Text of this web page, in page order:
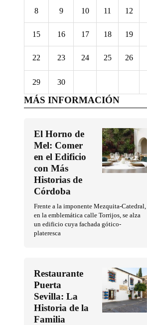
8 9 10 11 12
15 16 17 18 19
22 23 24 25 26
29 30
MÁS INFORMACIÓN
El Horno de
Mel: Comer
en el Edificio
con Más
Historias de
Córdoba
Frente a la imponente Mezquita-Catedral,
en la emblemática calle Torrijos, se alza
un edificio cuya fachada gótico-
plateresca
Restaurante
Puerta
Sevilla: La
Historia de la
Familia